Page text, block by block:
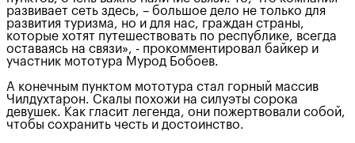
развивает сеть здесь, – большое дело не только для
развития туризма, но и для нас, граждан страны,
которые хотят путешествовать по республике, всегда
оставаясь на связи», - прокомментировал байкер и
участник мототура Мурод Бобоев.
А конечным пунктом мототура стал горный массив
Чилдухтарон. Скалы похожи на силуэты сорока
девушек. Как гласит легенда, они пожертвовали собой,
чтобы сохранить честь и достоинство.